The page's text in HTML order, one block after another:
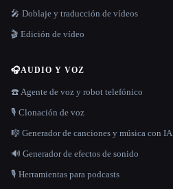
🎤 Doblaje y traducción de vídeos
🎬 Edición de vídeo
🎧AUDIO Y VOZ
☎️ Agente de voz y robot telefónico
🎙️ Clonación de voz
🎼 Generador de canciones y música con IA
🔊 Generador de efectos de sonido
🎙️ Herramientas para podcasts